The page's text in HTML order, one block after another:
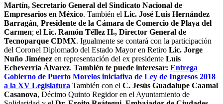
Martín, Secretario General del Sindicato Nacional de
Empresarios en México. También el Lic. José Luis Hernández
Barragán, Presidente de la Cámara de Comercio de Playa del
Carmen; el Lic. Ramón Téllez H., Director General de
Tecnoparque CDMX. Igualmente se contará con la participación
del Coronel Diplomado del Estado Mayor en Retiro Lic. Jorge
Nuño Jiménez en representación del ex presidente Luis
Echeverría Álvarez. También te puede interesar: Entrega
Gobierno de Puerto Morelos iniciativa de Ley de Ingresos 2018
a la XV Legislatura También con el C. Jesús Guadalupe Caamal
Casanova, Décimo Quinto Regidor en el Ayuntamiento de